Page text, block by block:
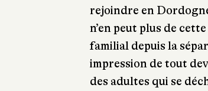
rejoindre en
n’en peut plus de
familial depuis la
impression de tout
des adultes qui se